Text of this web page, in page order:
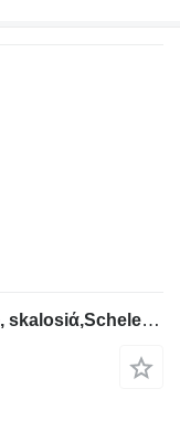
SLV Group Schele SLV Group skele, skalosiά,Schele,Rusztowanie,Ponteggio,St